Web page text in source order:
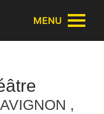
MENU
,